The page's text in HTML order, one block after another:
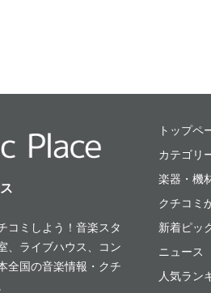
ミュージックプレ
コミしよう！音楽スタ
、ライブハウス、コン
全国の音楽情報・クチ
トップペ
カテゴリ
楽器・機
クチコミ
新着ピッ
ニュース
人気ラン